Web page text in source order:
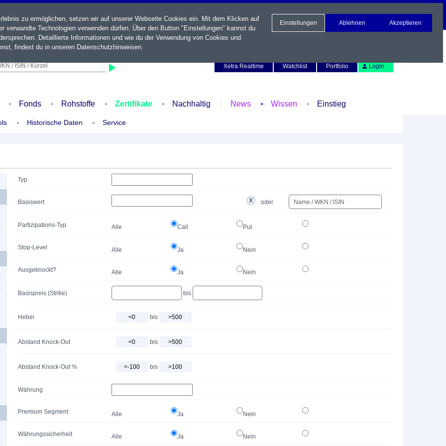
/ ISIN / Kürzel
Xetra Realtime
Watchlist Portfolio Login
Fonds Rohstoffe Zertifikate Nachhaltig News Wissen Einstieg
Historische Daten Service
Typ
Basiswert oder
Partizipations-Typ Alle Call Put
Stop-Level Alle Ja Nein
Ausgeknockt? Alle Ja Nein
Basispreis (Strike) bis
Hebel bis
Abstand Knock-Out bis
Abstand Knock-Out % bis
Währung
Premium Segment Alle Ja Nein
Währungssicherheit Alle Ja Nein
zu ermöglichen, setzen wir auf unserer Webseite Cookies ein. Mit dem Klicken auf
Technologien verwenden dürfen. Über den Button "Einstellungen" kannst du
Detaillierte Informationen und wie du der Verwendung von Cookies und
findest du in unseren Datenschutzhinweisen.
Einstellungen Ablehnen Akzeptieren